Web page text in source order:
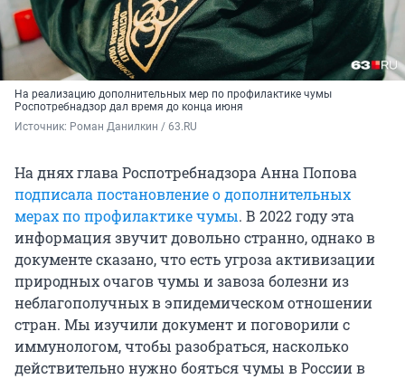
На реализацию дополнительных мер по профилактике чумы
Роспотребнадзор дал время до конца июня
Источник: Роман Данилкин / 63.RU
На днях глава Роспотребнадзора Анна Попова
подписала постановление о дополнительных
мерах по профилактике чумы. В 2022 году эта
информация звучит довольно странно, однако в
документе сказано, что есть угроза активизации
природных очагов чумы и завоза болезни из
неблагополучных в эпидемическом отношении
стран. Мы изучили документ и поговорили с
иммунологом, чтобы разобраться, насколько
действительно нужно бояться чумы в России в